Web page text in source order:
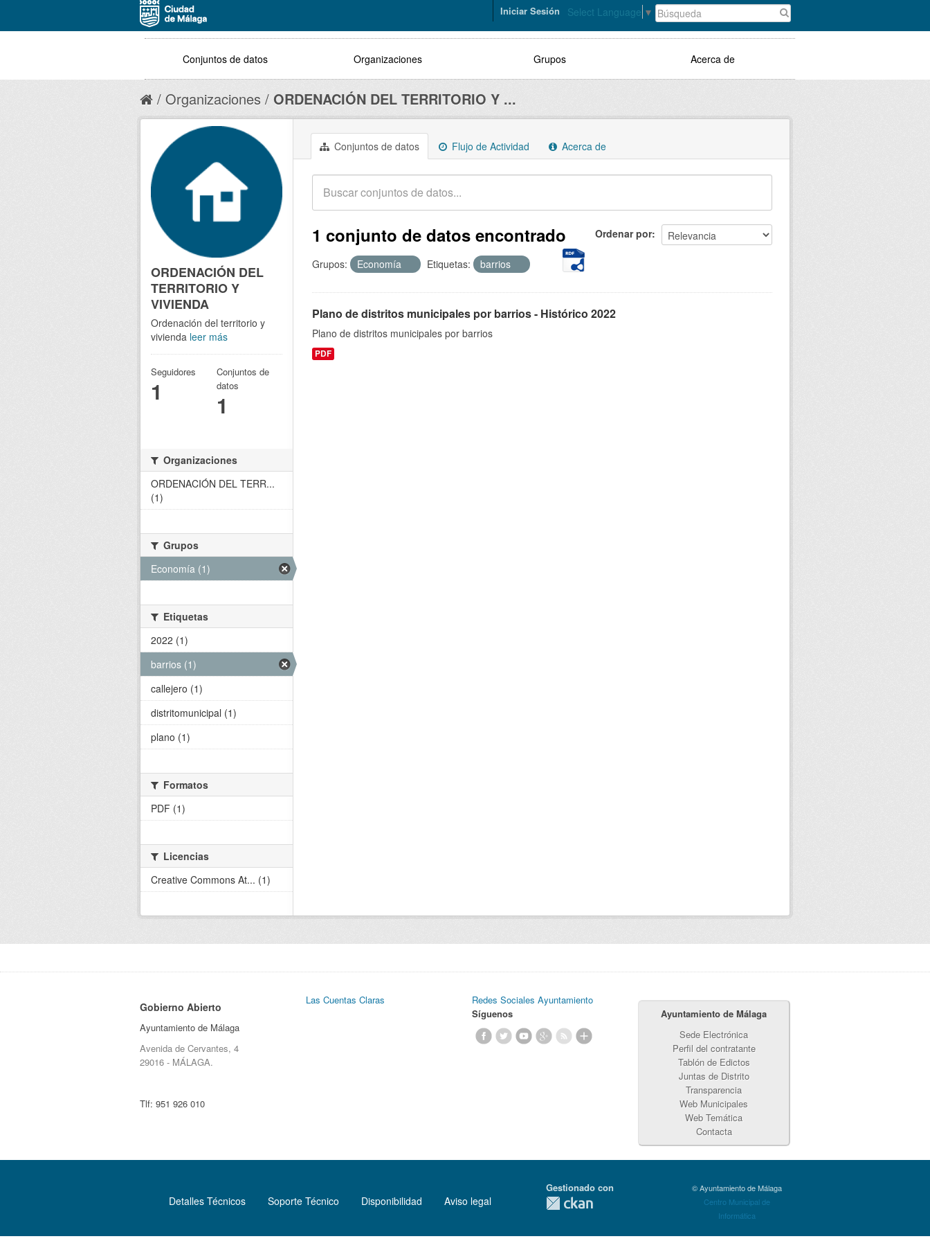
Select Language ▼
Iniciar Sesión
Conjuntos de datos Organizaciones Grupos Acerca de
Organizaciones ORDENACIÓN DEL TERRITORIO Y ...
Conjuntos de datos Flujo de Actividad Acerca de
Ordenar por
1 conjunto de datos encontrado
Grupos: Economía Etiquetas: barrios
Plano de distritos municipales por barrios - Histórico 2022
Plano de distritos municipales por barrios
PDF
ORDENACIÓN DEL
TERRITORIO Y
VIVIENDA
Ordenación del territorio y
vivienda leer más
Seguidores
1
Conjuntos de
datos
1
Organizaciones
ORDENACIÓN DEL TERR...
(1)
Grupos
Economía (1)
Etiquetas
2022 (1)
barrios (1)
callejero (1)
distritomunicipal (1)
plano (1)
Formatos
PDF (1)
Licencias
Creative Commons At... (1)
Gobierno Abierto
Ayuntamiento de Málaga
Avenida de Cervantes, 4
29016 - MÁLAGA.
Tlf: 951 926 010
Las Cuentas Claras
Redes Sociales Ayuntamiento
Síguenos
Ayuntamiento de Málaga
Sede Electrónica
Perfil del contratante
Tablón de Edictos
Juntas de Distrito
Transparencia
Web Municipales
Web Temática
Contacta
Detalles Técnicos Soporte Técnico Disponibilidad Aviso legal
Gestionado con
© Ayuntamiento de Málaga
Centro Municipal de
Informática